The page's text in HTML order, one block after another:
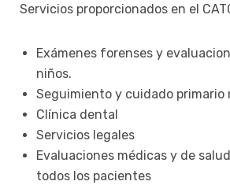
Servicios proporcionados en el
Exámenes forenses y
niños.
Seguimiento y cuidado primario
Clínica dental
Servicios legales
Evaluaciones médicas y de
todos los pacientes